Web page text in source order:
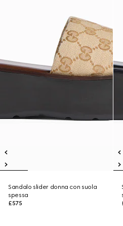
Sandalo slider donna con suola
spessa
£575